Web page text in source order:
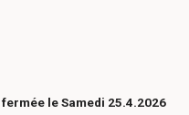
fermée le Samedi 25.4.2026